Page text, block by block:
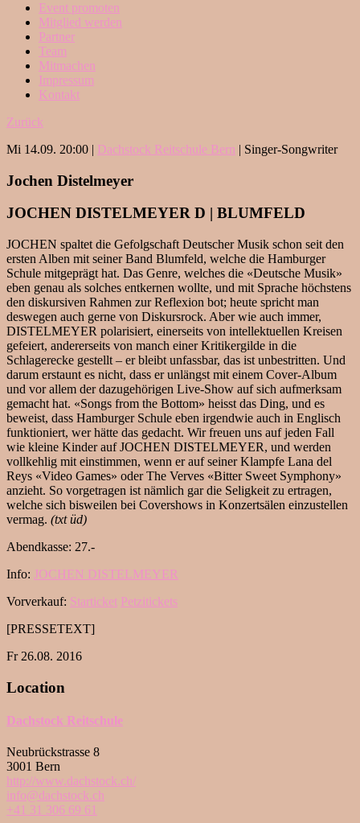
Event promoten
Mitglied werden
Partner
Team
Mitmachen
Impressum
Kontakt
Zurück
Mi 14.09. 20:00 | Dachstock Reitschule Bern | Singer-Songwriter
Jochen Distelmeyer
JOCHEN DISTELMEYER D | BLUMFELD
JOCHEN spaltet die Gefolgschaft Deutscher Musik schon seit den
ersten Alben mit seiner Band Blumfeld, welche die Hamburger
Schule mitgeprägt hat. Das Genre, welches die «Deutsche Musik»
eben genau als solches entkernen wollte, und mit Sprache höchstens
den diskursiven Rahmen zur Reflexion bot; heute spricht man
deswegen auch gerne von Diskursrock. Aber wie auch immer,
DISTELMEYER polarisiert, einerseits von intellektuellen Kreisen
gefeiert, andererseits von manch einer Kritikergilde in die
Schlagerecke gestellt – er bleibt unfassbar, das ist unbestritten. Und
darum erstaunt es nicht, dass er unlängst mit einem Cover-Album
und vor allem der dazugehörigen Live-Show auf sich aufmerksam
gemacht hat. «Songs from the Bottom» heisst das Ding, und es
beweist, dass Hamburger Schule eben irgendwie auch in Englisch
funktioniert, wer hätte das gedacht. Wir freuen uns auf jeden Fall
wie kleine Kinder auf JOCHEN DISTELMEYER, und werden
vollkehlig mit einstimmen, wenn er auf seiner Klampfe Lana del
Reys «Video Games» oder The Verves «Bitter Sweet Symphony»
anzieht. So vorgetragen ist nämlich gar die Seligkeit zu ertragen,
welche sich bisweilen bei Covershows in Konzertsälen einzustellen
vermag. (txt üd)
Abendkasse: 27.-
Info: JOCHEN DISTELMEYER
Vorverkauf: Starticket Petzitickets
[PRESSETEXT]
Fr 26.08. 2016
Location
Dachstock Reitschule
Neubrückstrasse 8
3001 Bern
http://www.dachstock.ch/
info@dachstock.ch
+41 31 306 69 61